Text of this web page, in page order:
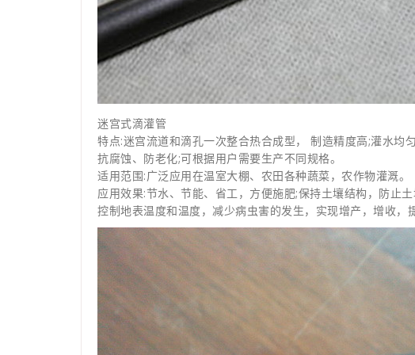
迷宫式滴灌管
特点:迷宫流道和滴孔一次整合热合成型， 制造精度高;灌水均
抗腐蚀、防老化;可根据用户需要生产不同规格。
适用范围:广泛应用在温室大棚、农田各种蔬菜，农作物灌溉。
应用效果:节水、节能、省工，方便施肥;保持土壤结构，防止
控制地表温度和温度，减少病虫害的发生，实现增产，增收，